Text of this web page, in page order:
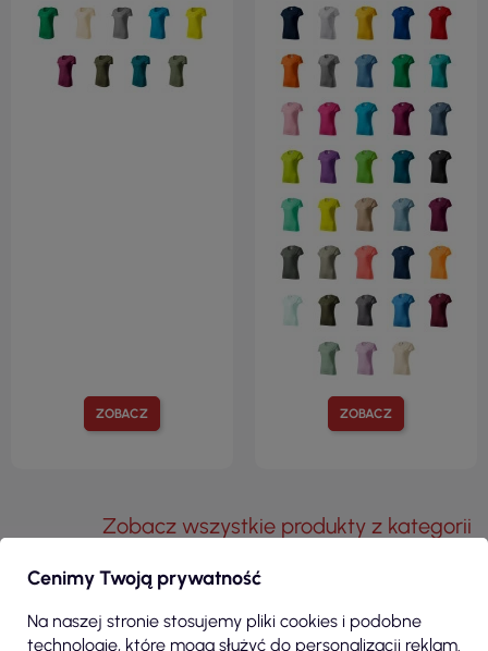
ZOBACZ ZOBACZ
Zobacz wszystkie produkty z kategorii
KLIENCI, KTÓRZY ZAKUPILI TEN
PRODUKT, KUPILI RÓWNIEŻ:
Cenimy Twoją prywatność
Na naszej stronie stosujemy pliki cookies i podobne
technologie, które mogą służyć do personalizacji reklam.